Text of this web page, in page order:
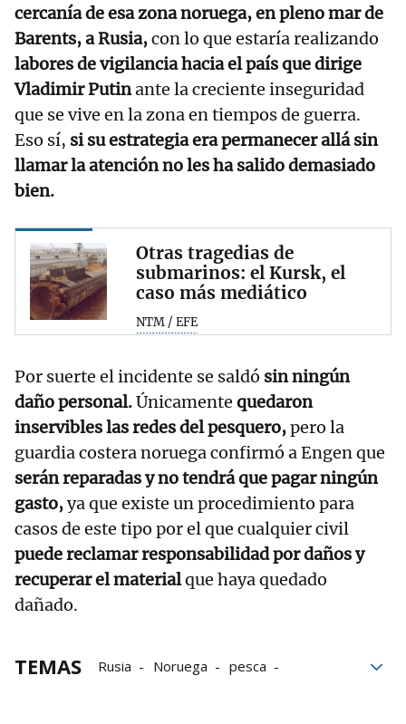
cercanía de esa zona noruega, en pleno mar de
Barents, a Rusia,con lo que estaría realizando
labores de vigilancia hacia el país que dirige
Vladimir Putinante la creciente inseguridad
que se vive en la zona en tiempos de guerra.
Eso sí, si su estrategia era permanecer allá sin
llamar la atención no les ha salido demasiado
bien.
Otras tragedias de
submarinos: el Kursk, el
caso más mediático
NTM / EFE
Por suerte el incidente se saldó sin ningún
daño personal.Únicamente quedaron
inservibles las redes del pesquero,pero la
guardia costera noruega confirmó a Engen que
serán reparadas y no tendrá que pagar ningún
gasto,ya que existe un procedimiento para
casos de este tipo por el que cualquier civil
puede reclamar responsabilidad por daños y
recuperar el materialque haya quedado
dañado.
TEMAS Rusia Noruega
pesca